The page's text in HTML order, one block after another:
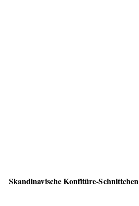
Skandinavische Konfitüre-Schnittchen